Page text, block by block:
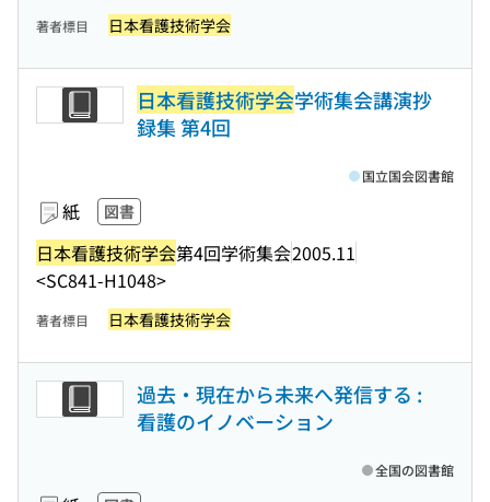
著者標目 日本看護技術学会
日本看護技術学会学術集会講演抄
録集 第4回
紙 図書
日本看護技術学会第4回学術集会2005.11
<SC841-H1048>
国立国会図書館
著者標目 日本看護技術学会
過去・現在から未来へ発信する :
看護のイノベーション
全国の図書館